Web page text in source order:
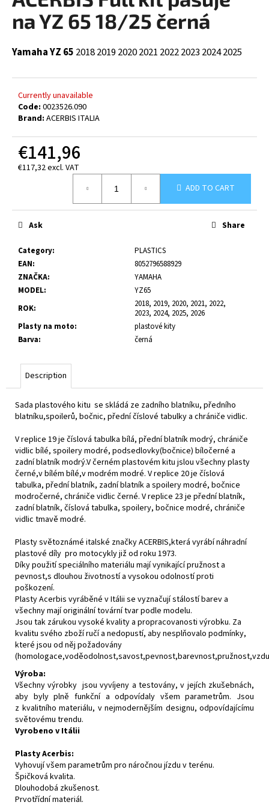
0,0
of
5
na YZ 65 18/25 černá
Yamaha YZ 65 20182019 20202021 20222023 20242025
Currently unavailable
Code: 0023526.090
Brand: ACERBIS ITALIA
€141,96
€117,32 excl. VAT
ADD TO CART
Category:
PLASTICS
EAN:
8052796588929
ZNAČKA:
YAMAHA
MODEL:
YZ65
ROK:
2018, 2019, 2020, 2021, 2022,
2023, 2024, 2025, 2026
Plasty na moto:
plastové kity
Barva: černá
Ask Share
Description
Sada plastového kitu se skládá ze zadního blatníku, předního
blatníku,spoilerů, bočnic, přední číslové tabulky a chrániče vidlic.
V replice 19 je číslová tabulka bílá, přední blatník modrý, chrániče
vidlic bílé, spoilery modré, podsedlovky(bočnice) bíločerné a
zadní blatník modrý.V černém plastovém kitu jslou všechny plasty
černé,v bílém bílé,v modrém modré. V replice 20 je číslová
tabulka, přední blatník, zadní blatník a spoilery modré, bočnice
modročerné, chrániče vidlic černé. V replice 23 je přední blatník,
zadní blatník, číslová tabulka, spoilery, bočnice modré, chrániče
vidlic tmavě modré.
Plasty světoznámé italské značky ACERBIS,která vyrábí náhradní
plastové díly pro motocykly již od roku 1973.
Díky použití speciálního materiálu mají vynikající pružnost a
pevnost,s dlouhou životností a vysokou odolností proti
poškození.
Plasty Acerbis vyráběné v Itálii se vyznačují stálostí barev a
všechny mají originální tovární tvar podle modelu.
Jsou tak zárukou vysoké kvality a propracovanosti výrobku. Za
kvalitu svého zboží ručí a nedopustí, aby nesplňovalo podmínky,
které jsou od něj požadovány
Výroba:
Všechny výrobky jsou vyvíjeny a testovány, v jejích zkušebnách,
aby byly plně funkční a odpovídaly všem parametrům. Jsou
z kvalitního materiálu, v nejmodernějším designu, odpovídajícímu
světovému trendu.
Vyrobeno v Itálii
Plasty Acerbis:
Vyhovují všem parametrům pro náročnou jízdu v terénu.
Špičková kvalita.
Dlouhodobá zkušenost.
Prvotřídní materiál.
i
n
g
o
?
W
o
m
m
n